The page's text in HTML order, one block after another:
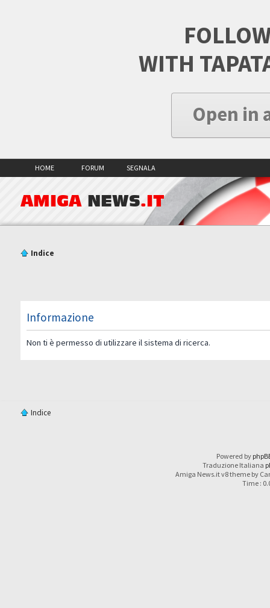
WITH
Open in
HOME FORUM SEGNALA
AMIGA NEWS.IT
Indice
Informazione
Non ti è permesso di utilizzare il sistema di ricerca.
Indice
Powered by
Traduzione Italiana
Amiga News.it v8 theme by
Time :